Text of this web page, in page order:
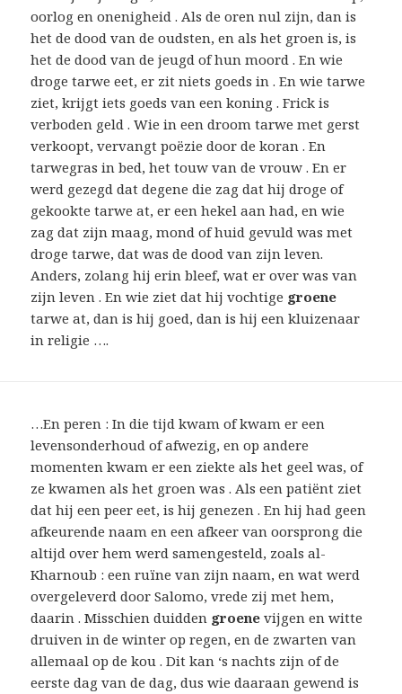
oorlog en onenigheid . Als de oren nul zijn, dan is
het de dood van de oudsten, en als het groen is, is
het de dood van de jeugd of hun moord . En wie
droge tarwe eet, er zit niets goeds in . En wie tarwe
ziet, krijgt iets goeds van een koning . Frick is
verboden geld . Wie in een droom tarwe met gerst
verkoopt, vervangt poëzie door de koran . En
tarwegras in bed, het touw van de vrouw . En er
werd gezegd dat degene die zag dat hij droge of
gekookte tarwe at, er een hekel aan had, en wie
zag dat zijn maag, mond of huid gevuld was met
droge tarwe, dat was de dood van zijn leven.
Anders, zolang hij erin bleef, wat er over was van
zijn leven . En wie ziet dat hij vochtige groene
tarwe at, dan is hij goed, dan is hij een kluizenaar
in religie ….
…En peren : In die tijd kwam of kwam er een
levensonderhoud of afwezig, en op andere
momenten kwam er een ziekte als het geel was, of
ze kwamen als het groen was . Als een patiënt ziet
dat hij een peer eet, is hij genezen . En hij had geen
afkeurende naam en een afkeer van oorsprong die
altijd over hem werd samengesteld, zoals al-
Kharnoub : een ruïne van zijn naam, en wat werd
overgeleverd door Salomo, vrede zij met hem,
daarin . Misschien duidden groene vijgen en witte
druiven in de winter op regen, en de zwarten van
allemaal op de kou . Dit kan ‘s nachts zijn of de
eerste dag van de dag, dus wie daaraan gewend is